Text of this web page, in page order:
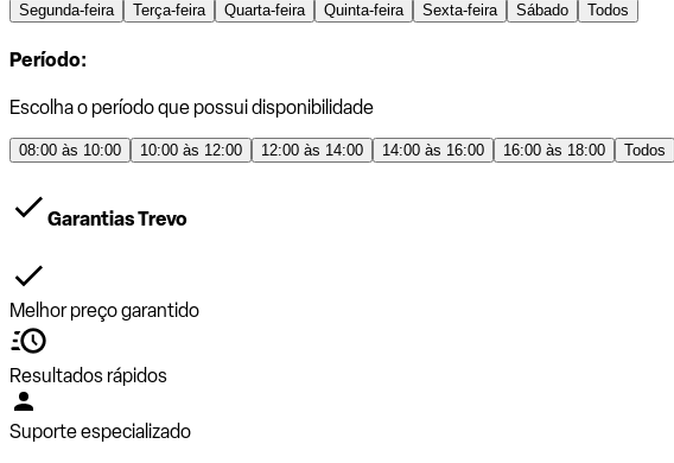
Segunda-feira Terça-feira Quarta-feira Quinta-feira Sexta-feira Sábado Todos
Período:
Escolha o período que possui disponibilidade
08:00 às 10:00 10:00 às 12:00 12:00 às 14:00 14:00 às 16:00 16:00 às 18:00 Todos
Garantias Trevo
Melhor preço garantido
Resultados rápidos
Suporte especializado